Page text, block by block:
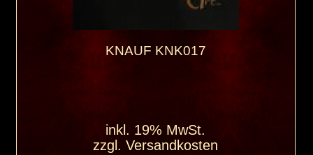
KNAUF KNK017
inkl. 19% MwSt.
zzgl.Versandkosten